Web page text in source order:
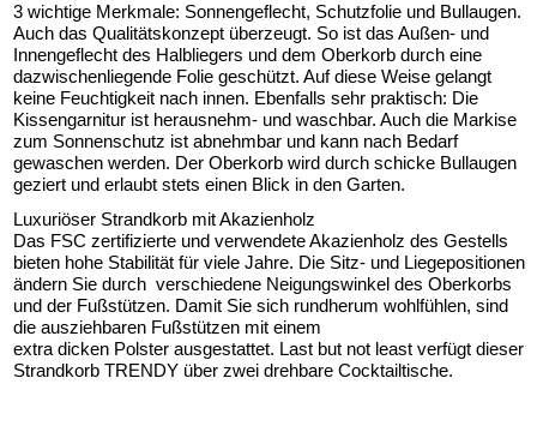
3 wichtige Merkmale: Sonnengeflecht, Schutzfolie und Bullaugen.
Auch das Qualitätskonzept überzeugt. So ist das Außen- und
Innengeflecht des Halbliegers und dem Oberkorb durch eine
dazwischenliegende Folie geschützt. Auf diese Weise gelangt
keine Feuchtigkeit nach innen. Ebenfalls sehr praktisch: Die
Kissengarnitur ist herausnehm- und waschbar. Auch die Markise
zum Sonnenschutz ist abnehmbar und kann nach Bedarf
gewaschen werden. Der Oberkorb wird durch schicke Bullaugen
geziert und erlaubt stets einen Blick in den Garten.
Luxuriöser Strandkorb mit Akazienholz
Das FSC zertifizierte und verwendete Akazienholz des Gestells
bieten hohe Stabilität für viele Jahre. Die Sitz- und Liegepositionen
ändern Sie durch verschiedene Neigungswinkel des Oberkorbs
und der Fußstützen. Damit Sie sich rundherum wohlfühlen, sind
die ausziehbaren Fußstützen mit einem
extra dicken Polster ausgestattet. Last but not least verfügt dieser
Strandkorb TRENDY über zwei drehbare Cocktailtische.